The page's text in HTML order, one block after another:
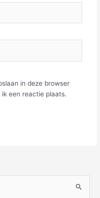
in deze browser
een reactie plaats.